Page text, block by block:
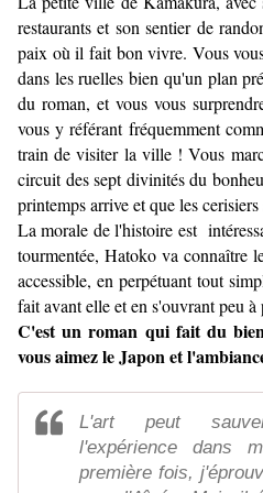
restaurants et son sentier de
paix où il fait bon vivre. Vous
dans les ruelles bien qu'un plan
du roman, et vous vous
vous y référant fréquemment
train de visiter la ville ! Vous
circuit des sept divinités du
printemps arrive et que les
La morale de l'histoire est
tourmentée, Hatoko va connaître
accessible, en perpétuant tout
fait avant elle et en s'ouvrant peu à
C'est un roman qui fait du
vous aimez le Japon et
L'art peut
l'expérience dans
première fois,